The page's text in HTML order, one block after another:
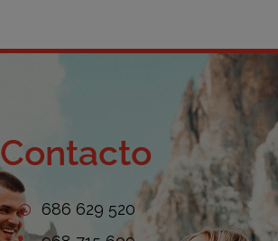
Contacto
686 629 520